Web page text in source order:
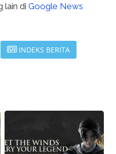
lain di Google News
INDEKS BERITA